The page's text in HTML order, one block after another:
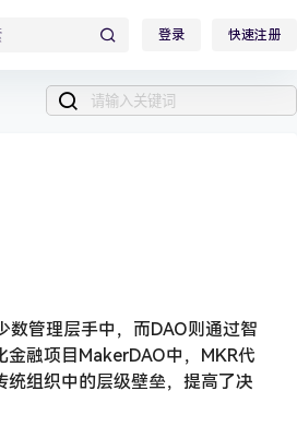
登录 快速注册
数管理层手中，而DAO则通过智
融项目MakerDAO中，MKR代
组织中的层级壁垒，提高了决